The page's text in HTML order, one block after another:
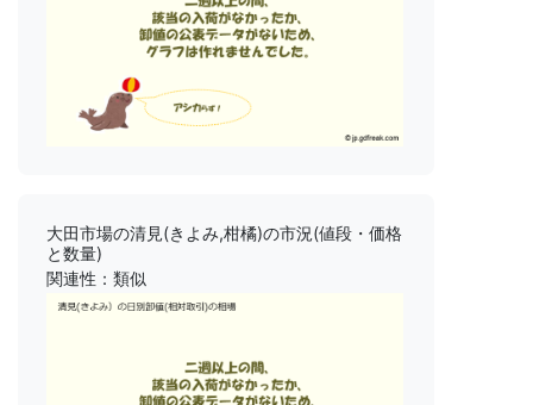
大田市場の清見(きよみ,柑橘)の市況(値段・価格
と数量)
関連性：類似